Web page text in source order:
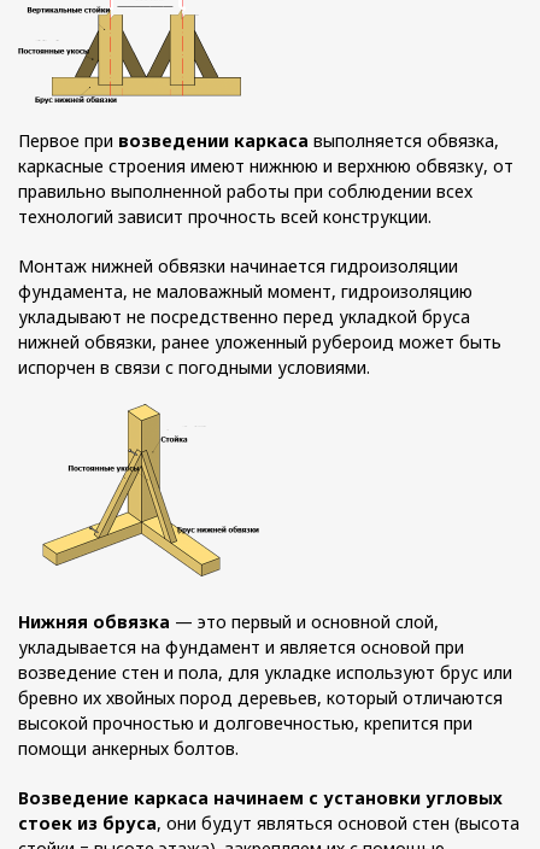
Первое при возведении каркаса выполняется обвязка,
каркасные строения имеют нижнюю и верхнюю обвязку, от
правильно выполненной работы при соблюдении всех
технологий зависит прочность всей конструкции.
Монтаж нижней обвязки начинается гидроизоляции
фундамента, не маловажный момент, гидроизоляцию
укладывают не посредственно перед укладкой бруса
нижней обвязки, ранее уложенный рубероид может быть
испорчен в связи с погодными условиями.
Нижняя обвязка — это первый и основной слой,
укладывается на фундамент и является основой при
возведение стен и пола, для укладке используют брус или
бревно их хвойных пород деревьев, который отличаются
высокой прочностью и долговечностью, крепится при
помощи анкерных болтов.
Возведение каркаса начинаем с установки угловых
стоек из бруса, они будут являться основой стен (высота